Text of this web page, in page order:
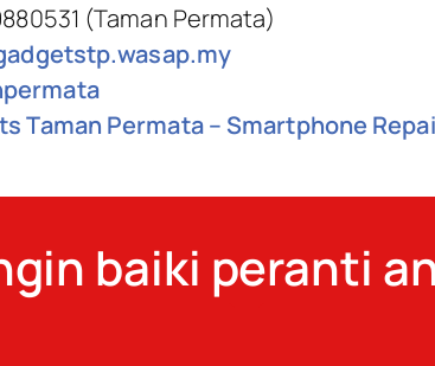
(Taman Permata)
Taman Permata – Smartphone
baiki peranti